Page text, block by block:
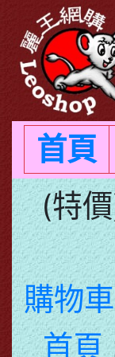
首頁
(特
購物
首頁